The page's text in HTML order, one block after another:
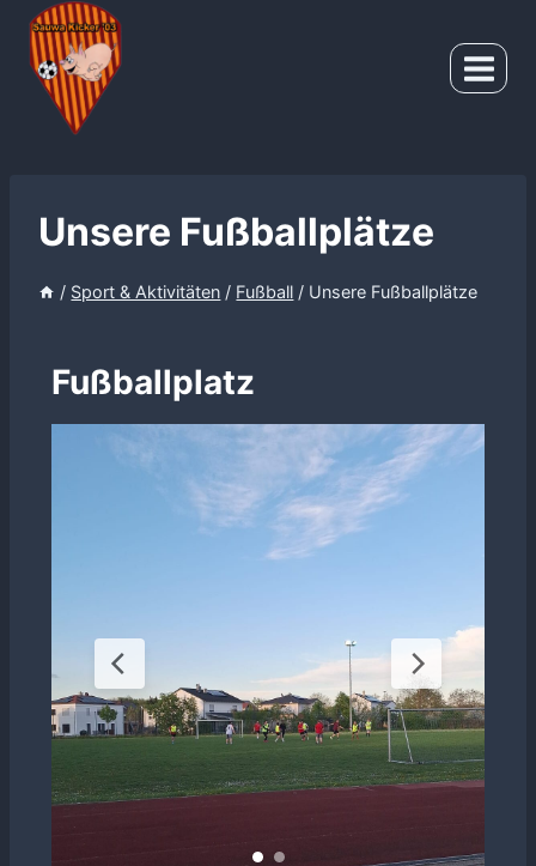
Zum
Inhalt
springen
Unsere Fußballplätze
/ Sport & Aktivitäten / Fußball / Unsere Fußballplätze
Fußballplatz